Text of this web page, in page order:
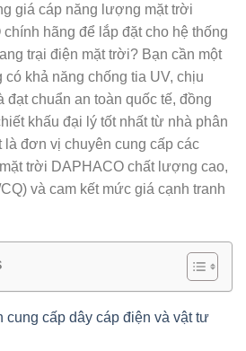
giá cáp năng lượng mặt trời
chính hãng để lắp đặt cho hệ thống
trại điện mặt trời? Bạn cần một
khả năng chống tia UV, chịu
đạt chuẩn an toàn quốc tế, đồng
khấu đại lý tốt nhất từ nhà phân
đơn vị chuyên cung cấp các
trời DAPHACO chất lượng cao,
và cam kết mức giá cạnh tranh
cấp dây cáp điện và vật tư